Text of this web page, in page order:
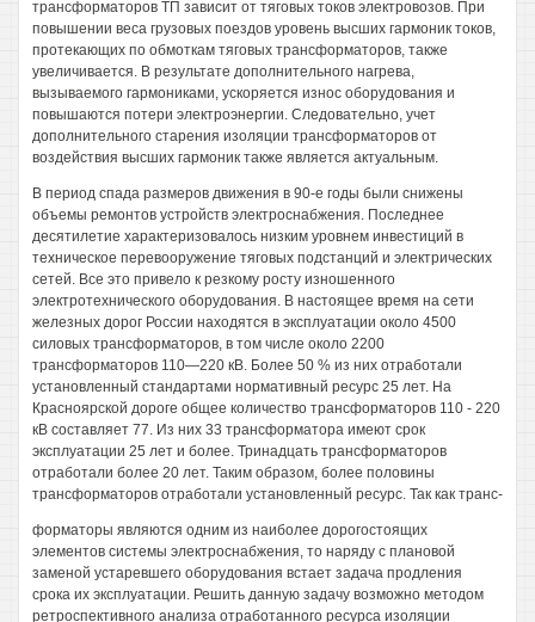
трансформаторов ТП зависит от тяговых токов электровозов. При
повышении веса грузовых поездов уровень высших гармоник токов,
протекающих по обмоткам тяговых трансформаторов, также
увеличивается. В результате дополнительного нагрева,
вызываемого гармониками, ускоряется износ оборудования и
повышаются потери электроэнергии. Следовательно, учет
дополнительного старения изоляции трансформаторов от
воздействия высших гармоник также является актуальным.
В период спада размеров движения в 90-е годы были снижены
объемы ремонтов устройств электроснабжения. Последнее
десятилетие характеризовалось низким уровнем инвестиций в
техническое перевооружение тяговых подстанций и электрических
сетей. Все это привело к резкому росту изношенного
электротехнического оборудования. В настоящее время на сети
железных дорог России находятся в эксплуатации около 4500
силовых трансформаторов, в том числе около 2200
трансформаторов 110—220 кВ. Более 50 % из них отработали
установленный стандартами нормативный ресурс 25 лет. На
Красноярской дороге общее количество трансформаторов 110 - 220
кВ составляет 77. Из них 33 трансформатора имеют срок
эксплуатации 25 лет и более. Тринадцать трансформаторов
отработали более 20 лет. Таким образом, более половины
трансформаторов отработали установленный ресурс. Так как транс-
форматоры являются одним из наиболее дорогостоящих
элементов системы электроснабжения, то наряду с плановой
заменой устаревшего оборудования встает задача продления
срока их эксплуатации. Решить данную задачу возможно методом
ретроспективного анализа отработанного ресурса изоляции